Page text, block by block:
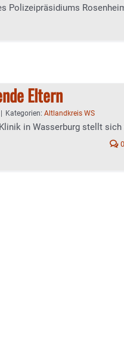
Polizeipräsidiums
Eltern
Kategorien: Altlandkreis WS
in Wasserburg stellt sich
0